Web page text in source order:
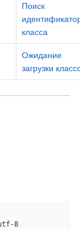
Поиск
класса
Ожидание
загрузки
8